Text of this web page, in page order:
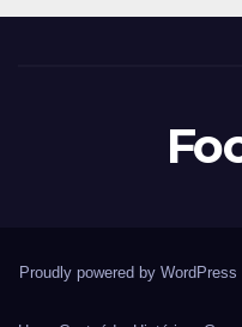
Proudly powered by WordPress